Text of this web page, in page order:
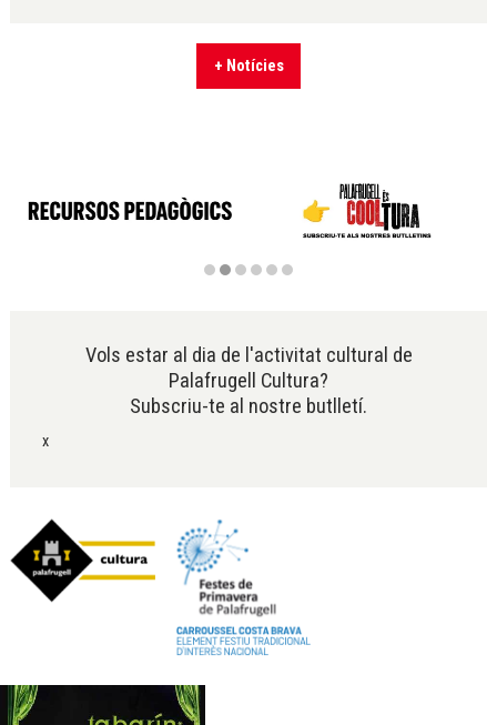
+ Notícies
Vols estar al dia de l'activitat cultural de
Palafrugell Cultura?
Subscriu-te al nostre butlletí.
x